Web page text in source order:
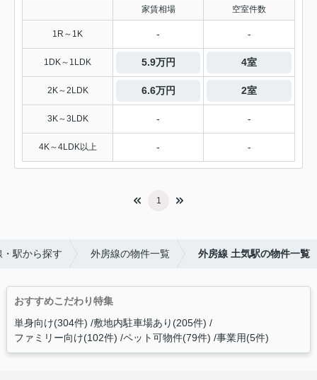
家賃相場 空室件数
1R～1K - -
1DK～1LDK 5.9万円 4室
2K～2LDK 6.6万円 2室
3K～3LDK - -
4K～4LDK以上 - -
1
・駅から探す 外房線の物件一覧 外房線 土気駅の物件一覧
おすすめこだわり特集
単身向け(304件) 敷地内駐車場あり(205件)
ファミリー向け(102件) ペット可物件(79件) 事業用(5件)